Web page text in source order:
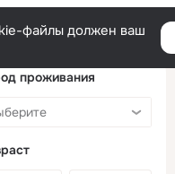
файлы должен ваш
проживания